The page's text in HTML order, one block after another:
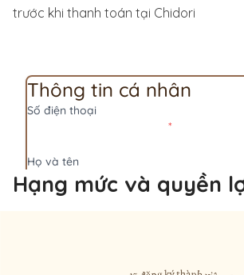
trước khi thanh toán tại Chidori
Hạng mức và quyền